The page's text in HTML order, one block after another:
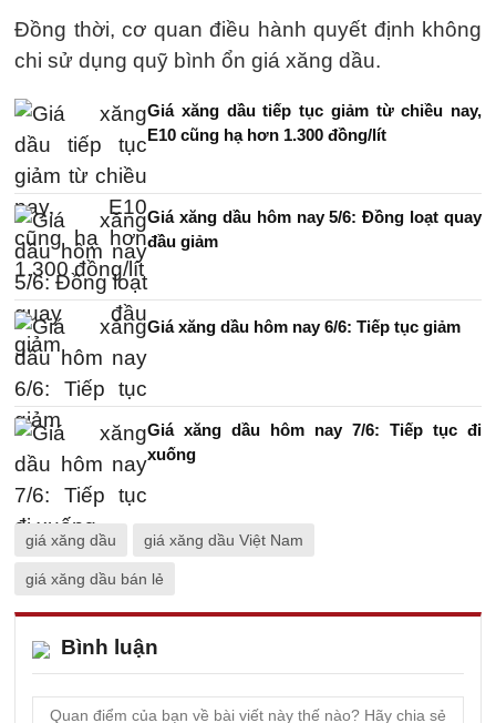
Đồng thời, cơ quan điều hành quyết định không
chi sử dụng quỹ bình ổn giá xăng dầu.
Giá xăng dầu tiếp tục giảm từ chiều nay,
E10 cũng hạ hơn 1.300 đồng/lít
Giá xăng dầu hôm nay 5/6: Đồng loạt quay
đầu giảm
Giá xăng dầu hôm nay 6/6: Tiếp tục giảm
Giá xăng dầu hôm nay 7/6: Tiếp tục đi
xuống
giá xăng dầu giá xăng dầu Việt Nam
giá xăng dầu bán lẻ
Bình luận